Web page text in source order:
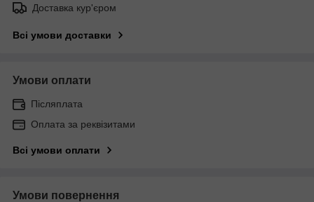
Доставка кур'єром
Всі умови доставки
Умови оплати
Післяплата
Оплата за реквізитами
Всі умови оплати
Умови повернення